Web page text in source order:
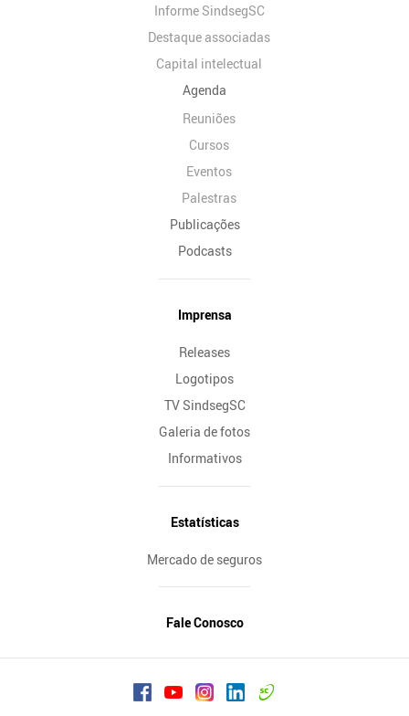
Informe SindsegSC
Destaque associadas
Capital intelectual
Agenda
Reuniões
Cursos
Eventos
Palestras
Publicações
Podcasts
Imprensa
Releases
Logotipos
TV SindsegSC
Galeria de fotos
Informativos
Estatísticas
Mercado de seguros
Fale Conosco